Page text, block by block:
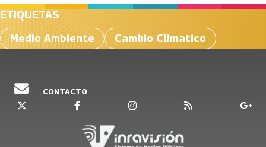
ETIQUETAS
Medio Ambiente
Cambio Climatico
CONTACTO